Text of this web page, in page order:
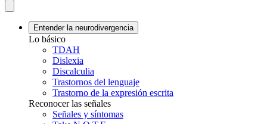
Entender la neurodivergencia
Lo básico
TDAH
Dislexia
Discalculia
Trastornos del lenguaje
Trastorno de la expresión escrita
Reconocer las señales
Señales y síntomas